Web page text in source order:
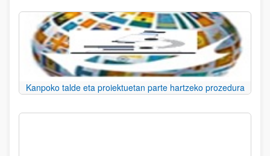
Kanpoko talde eta proiektuetan parte hartzeko prozedura